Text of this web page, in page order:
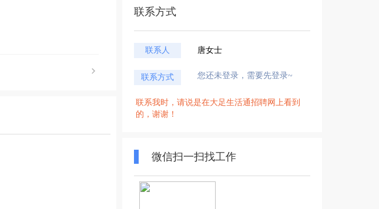
联系方式
联系人 唐女士
联系方式 您还未登录，需要先登录~
联系我时，请说是在大足生活通招聘网上看到
的，谢谢！
微信扫一扫找工作